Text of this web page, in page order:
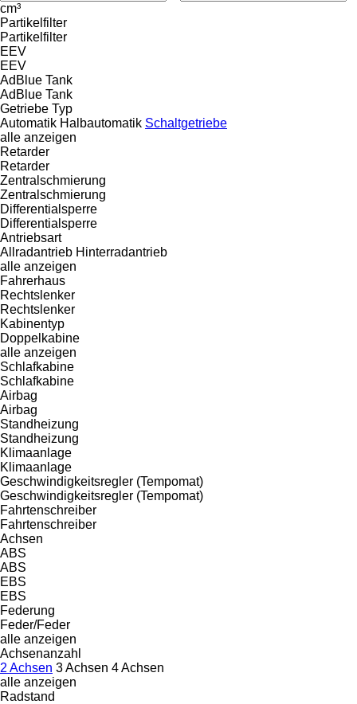
cm³
Partikelfilter
Partikelfilter
EEV
EEV
AdBlue Tank
AdBlue Tank
Getriebe Typ
Automatik Halbautomatik Schaltgetriebe
alle anzeigen
Retarder
Retarder
Zentralschmierung
Zentralschmierung
Differentialsperre
Differentialsperre
Antriebsart
Allradantrieb Hinterradantrieb
alle anzeigen
Fahrerhaus
Rechtslenker
Rechtslenker
Kabinentyp
Doppelkabine
alle anzeigen
Schlafkabine
Schlafkabine
Airbag
Airbag
Standheizung
Standheizung
Klimaanlage
Klimaanlage
Geschwindigkeitsregler (Tempomat)
Geschwindigkeitsregler (Tempomat)
Fahrtenschreiber
Fahrtenschreiber
Achsen
ABS
ABS
EBS
EBS
Federung
Feder/Feder
alle anzeigen
Achsenanzahl
2 Achsen 3 Achsen 4 Achsen
alle anzeigen
Radstand